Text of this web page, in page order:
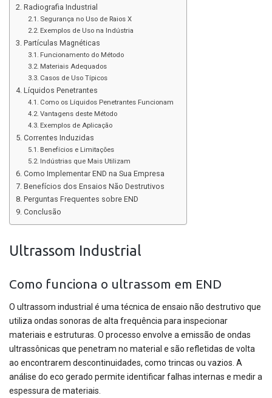
Radiografia Industrial
Segurança no Uso de Raios X
Exemplos de Uso na Indústria
Partículas Magnéticas
Funcionamento do Método
Materiais Adequados
Casos de Uso Típicos
Líquidos Penetrantes
Como os Líquidos Penetrantes Funcionam
Vantagens deste Método
Exemplos de Aplicação
Correntes Induzidas
Benefícios e Limitações
Indústrias que Mais Utilizam
Como Implementar END na Sua Empresa
Benefícios dos Ensaios Não Destrutivos
Perguntas Frequentes sobre END
Conclusão
Ultrassom Industrial
Como funciona o ultrassom em END
O ultrassom industrial é uma técnica de ensaio não destrutivo que
utiliza ondas sonoras de alta frequência para inspecionar
materiais e estruturas. O processo envolve a emissão de ondas
ultrassônicas que penetram no material e são refletidas de volta
ao encontrarem descontinuidades, como trincas ou vazios. A
análise do eco gerado permite identificar falhas internas e medir a
espessura de materiais.